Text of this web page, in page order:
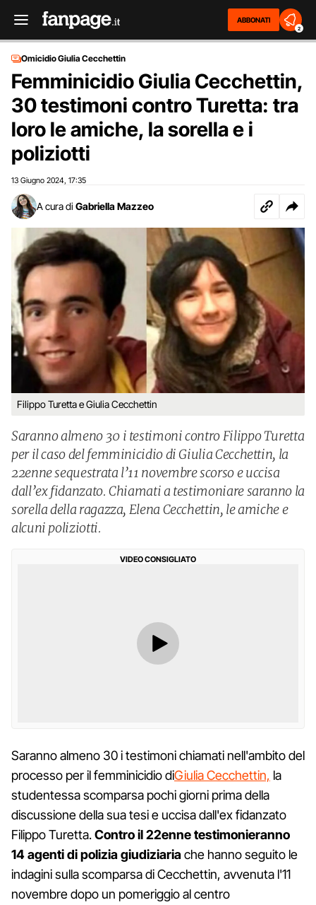
ABBONATI
2
Omicidio Giulia Cecchettin
Femminicidio Giulia Cecchettin,
30 testimoni contro Turetta: tra
loro le amiche, la sorella e i
poliziotti
13 Giugno 2024 17:35
A cura di Gabriella Mazzeo
Filippo Turetta e Giulia Cecchettin
Saranno almeno 30 i testimoni contro Filippo Turetta
per il caso del femminicidio di Giulia Cecchettin, la
22enne sequestrata l’11 novembre scorso e uccisa
dall’ex fidanzato. Chiamati a testimoniare saranno la
sorella della ragazza, Elena Cecchettin, le amiche e
alcuni poliziotti.
VIDEO CONSIGLIATO
Saranno almeno 30 i testimoni chiamati nell'ambito del
processo per il femminicidio diGiulia Cecchettin, la
studentessa scomparsa pochi giorni prima della
discussione della sua tesi e uccisa dall'ex fidanzato
Filippo Turetta.Contro il 22enne testimonieranno
14 agenti di polizia giudiziariache hanno seguito le
indagini sulla scomparsa di Cecchettin, avvenuta l'11
novembre dopo un pomeriggio al centro